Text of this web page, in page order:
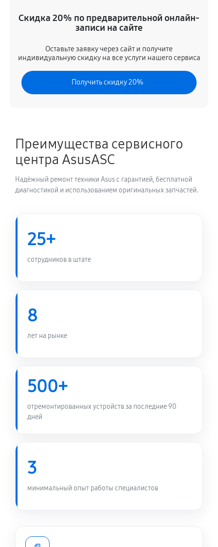
630 руб 60 минут
1260 руб 60 минут
Ремонт блока управления
630 руб 60 минут
Замена электронных компонентов
1710 руб 60 минут
Скидка 20% по предварительной онлайн-
записи на сайте
Оставьте заявку через сайт и получите
индивидуальную скидку на все услуги нашего сервиса
Получить скидку 20%
Преимущества сервисного
центра AsusASC
Надёжный ремонт техники Asus с гарантией, бесплатной
диагностикой и использованием оригинальных запчастей.
25+
сотрудников в штате
8
лет на рынке
500+
отремонтированных устройств за последние 90
дней
3
минимальный опыт работы специалистов